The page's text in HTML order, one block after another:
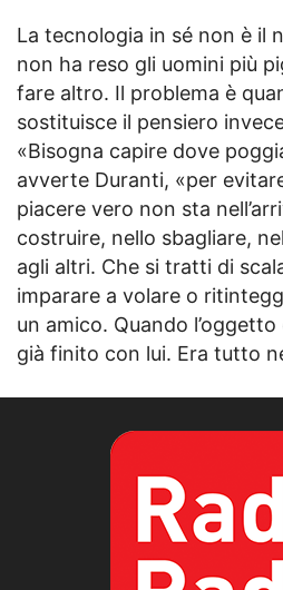
La tecnologia in sé non è il
non ha reso gli uomini più
fare altro. Il problema è
sostituisce il pensiero
«Bisogna capire dove
avverte Duranti, «per
piacere vero non sta
costruire, nello sbagliare,
agli altri. Che si tratti di
imparare a volare o
un amico. Quando
già finito con lui. Era tutto